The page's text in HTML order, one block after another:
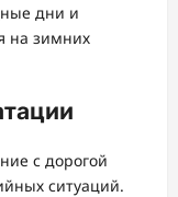
дни и
на зимних
с дорогой
ситуаций.